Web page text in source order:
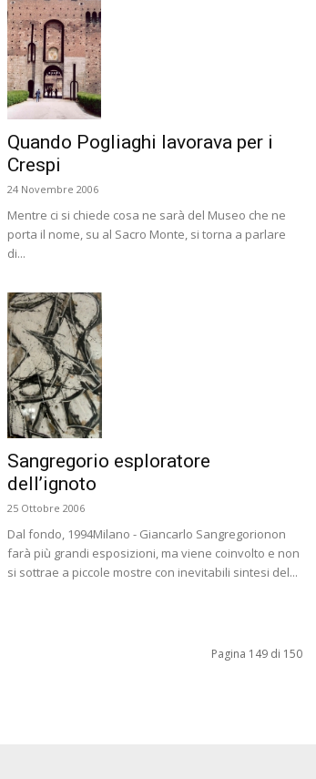
Quando Pogliaghi lavorava per i
Crespi
24 Novembre 2006
Mentre ci si chiede cosa ne sarà del Museo che ne
porta il nome, su al Sacro Monte, si torna a parlare
di...
Sangregorio esploratore
dell’ignoto
25 Ottobre 2006
Dal fondo, 1994Milano - Giancarlo Sangregorionon
farà più grandi esposizioni, ma viene coinvolto e non
si sottrae a piccole mostre con inevitabili sintesi del...
Pagina 149 di 150